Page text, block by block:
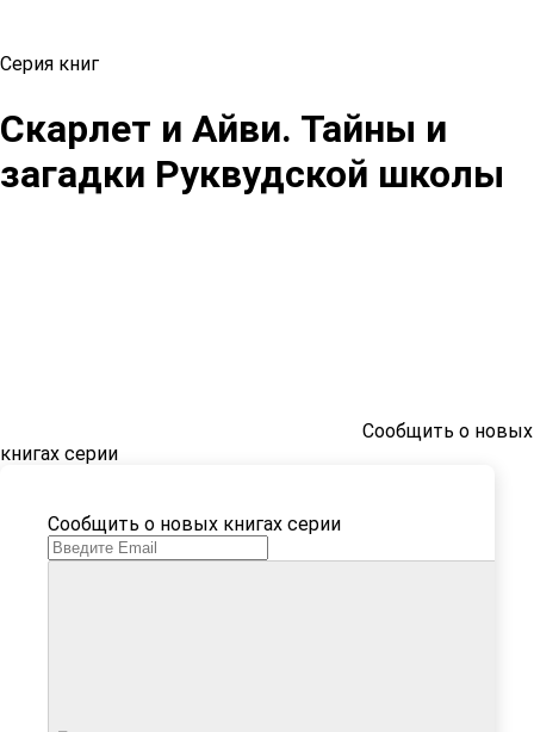
Серия книг
Скарлет и Айви. Тайны и
загадки Руквудской школы
Сообщить о новых
книгах серии
Сообщить о новых книгах серии